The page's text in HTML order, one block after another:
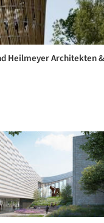
Heilmeyer Architekten &